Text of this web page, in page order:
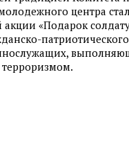
центра
акции «Подарок